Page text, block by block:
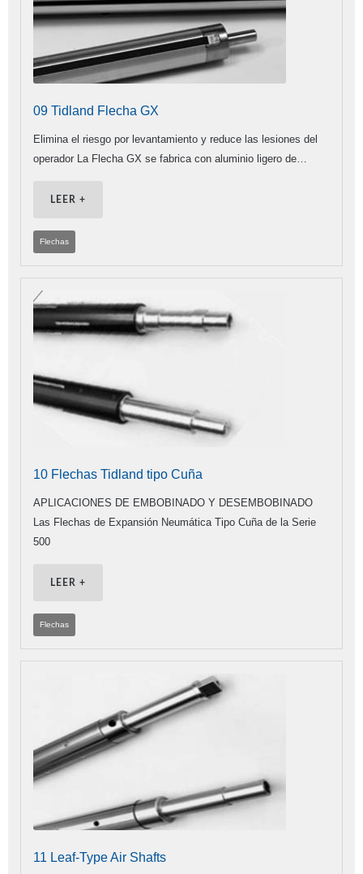
09 Tidland Flecha GX
Elimina el riesgo por levantamiento y reduce las lesiones del
operador La Flecha GX se fabrica con aluminio ligero de…
LEER +
Flechas
10 Flechas Tidland tipo Cuña
APLICACIONES DE EMBOBINADO Y DESEMBOBINADO
Las Flechas de Expansión Neumática Tipo Cuña de la Serie
500
LEER +
Flechas
11 Leaf-Type Air Shafts